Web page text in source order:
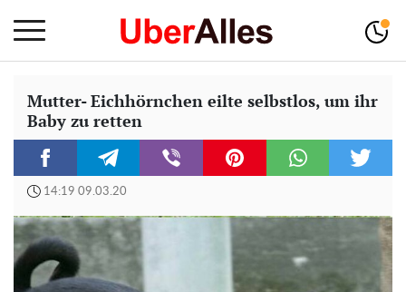
Mutter- Eichhörnchen eilte selbstlos, um ihr
Baby zu retten
14:19 09.03.20